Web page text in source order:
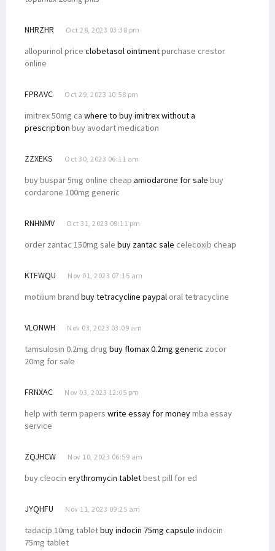
NHRZHR Oct 28, 2023 03:38 pm
allopurinol price clobetasol ointmentpurchase crestor
online
FPRAVC Oct 29, 2023 10:58 pm
imitrex 50mg ca where to buy imitrex without a
prescription buy avodart medication
ZZXEKS Oct 30, 2023 06:11 am
buy buspar 5mg online cheap amiodarone for sale buy
cordarone 100mg generic
RNHNMV Oct 31, 2023 09:11 pm
order zantac 150mg sale buy zantac sale celecoxib cheap
KTFWQU Nov 01, 2023 07:15 am
motilium brand buy tetracycline paypal oral tetracycline
VLONWH Nov 03, 2023 03:09 am
tamsulosin 0.2mg drug buy flomax 0.2mg generic zocor
20mg for sale
FRNXAC Nov 03, 2023 12:05 pm
help with term papers write essay for moneymba essay
service
ZQJHCW Nov 10, 2023 06:59 am
buy cleocin erythromycin tabletbest pill for ed
JYQHFU Nov 11, 2023 09:25 am
tadacip 10mg tabletbuy indocin 75mg capsule indocin
75mg tablet